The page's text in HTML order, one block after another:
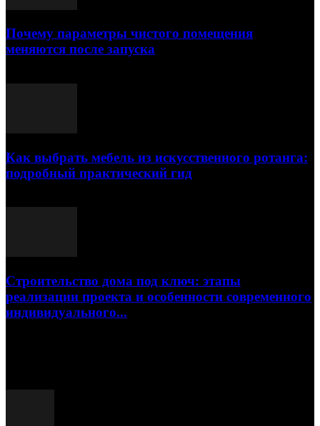
Почему параметры чистого помещения
меняются после запуска
Как выбрать мебель из искусственного ротанга:
подробный практический гид
Строительство дома под ключ: этапы
реализации проекта и особенности современного
индивидуального...